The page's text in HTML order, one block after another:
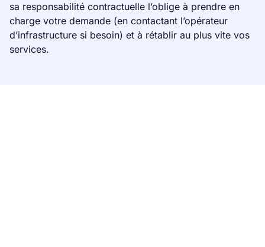
sa responsabilité contractuelle l’oblige à prendre en
charge votre demande (en contactant l’opérateur
d’infrastructure si besoin) et à rétablir au plus vite vos
services.